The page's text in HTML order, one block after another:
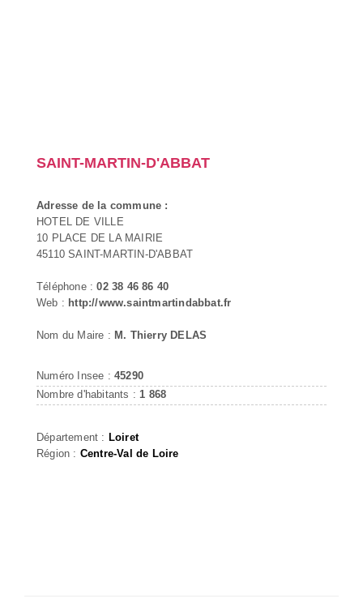
SAINT-MARTIN-D'ABBAT
Adresse de la commune :
HOTEL DE VILLE
10 PLACE DE LA MAIRIE
45110 SAINT-MARTIN-D'ABBAT
Téléphone :02 38 46 86 40
Web : http://www.saintmartindabbat.fr
Nom du Maire : M. Thierry DELAS
Numéro Insee : 45290
Nombre d'habitants : 1 868
Département : Loiret
Région : Centre-Val de Loire